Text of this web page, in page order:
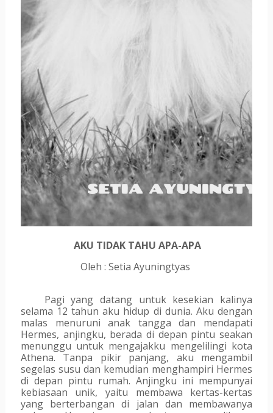
AKU TIDAK TAHU APA-APA
Oleh : Setia Ayuningtyas
Pagi yang datang untuk kesekian kalinya
selama 12 tahun aku hidup di dunia. Aku dengan
malas menuruni anak tangga dan mendapati
Hermes, anjingku, berada di depan pintu seakan
menunggu untuk mengajakku mengelilingi kota
Athena. Tanpa pikir panjang, aku mengambil
segelas susu dan kemudian menghampiri Hermes
di depan pintu rumah. Anjingku ini mempunyai
kebiasaan unik, yaitu membawa kertas-kertas
yang berterbangan di jalan dan membawanya